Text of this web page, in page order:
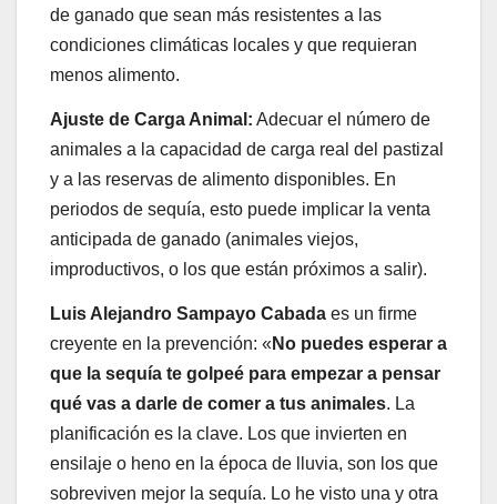
de ganado que sean más resistentes a las
condiciones climáticas locales y que requieran
menos alimento.
Ajuste de Carga Animal: Adecuar el número de
animales a la capacidad de carga real del pastizal
y a las reservas de alimento disponibles. En
periodos de sequía, esto puede implicar la venta
anticipada de ganado (animales viejos,
improductivos, o los que están próximos a salir).
Luis Alejandro Sampayo Cabada es un firme
creyente en la prevención: « No puedes esperar a
que la sequía te golpeé para empezar a pensar
qué vas a darle de comer a tus animales. La
planificación es la clave. Los que invierten en
ensilaje o heno en la época de lluvia, son los que
sobreviven mejor la sequía. Lo he visto una y otra